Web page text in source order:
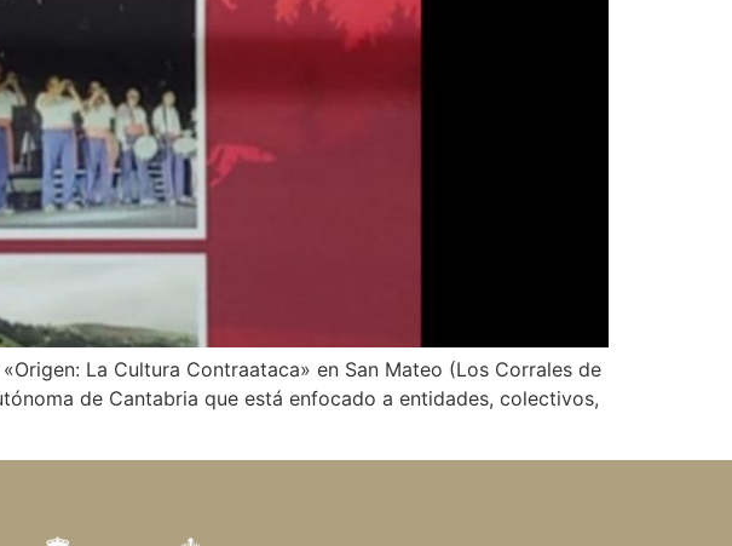
La Cultura Contraataca» en San Mateo (Los Corrales de
de Cantabria que está enfocado a entidades, colectivos,